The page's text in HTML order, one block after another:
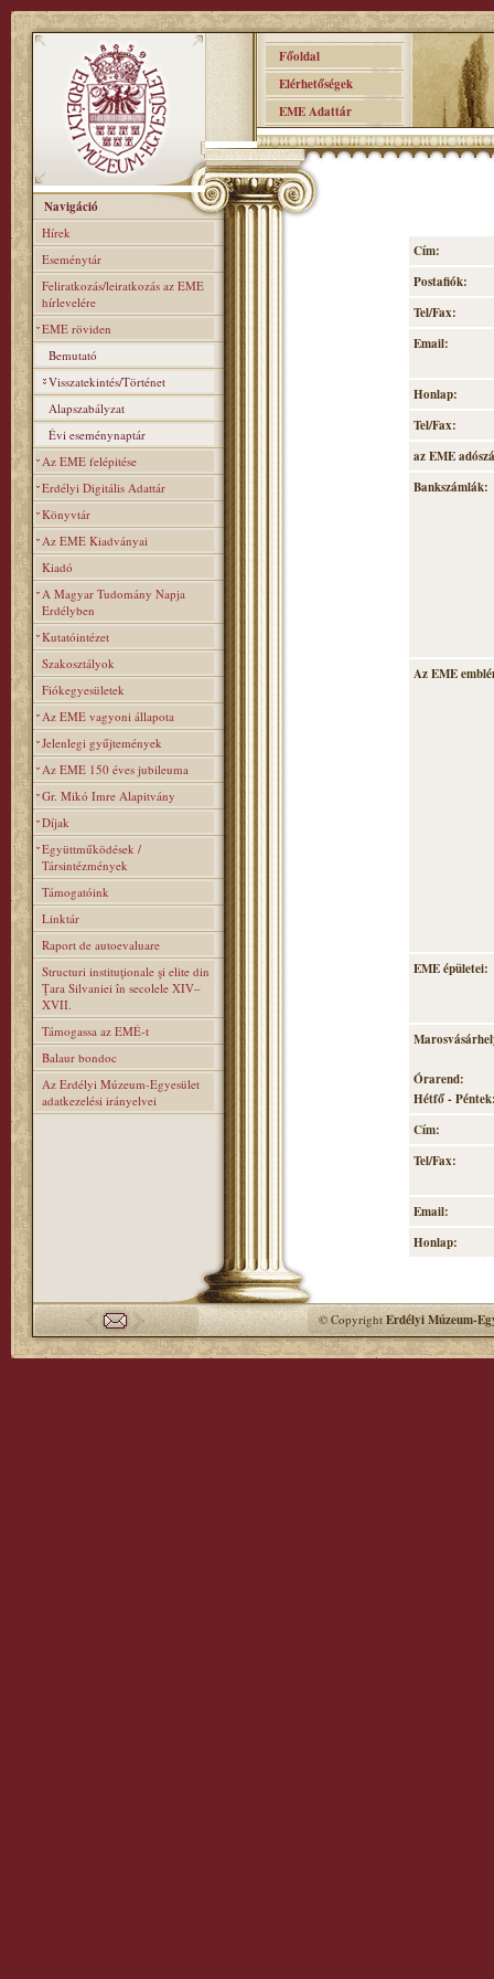
Főoldal
Elérhetőségek
EME Adattár
Navigáció
Hírek
Eseménytár
Feliratkozás/leiratkozás az EME
hírlevelére
EME röviden
Bemutató
Visszatekintés/Történet
Alapszabályzat
Évi eseménynaptár
Az EME felépitése
Erdélyi Digitális Adattár
Könyvtár
Az EME Kiadványai
Kiadó
A Magyar Tudomány Napja
Erdélyben
Kutatóintézet
Szakosztályok
Fiókegyesületek
Az EME vagyoni állapota
Jelenlegi gyűjtemények
Az EME 150 éves jubileuma
Gr. Mikó Imre Alapitvány
Díjak
Együttműködések /
Társintézmények
Támogatóink
Linktár
Raport de autoevaluare
Structuri instituţionale şi elite din
Ţara Silvaniei în secolele XIV–
XVII.
Támogassa az EMÉ-t
Balaur bondoc
Az Erdélyi Múzeum-Egyesület
adatkezelési irányelvei
Cím:
Postafiók:
Tel/Fax:
Email:
Honlap:
Tel/Fax:
az EME
Bankszámlák:
Az EME
EME épületei:
Órarend:
Hétfő -
Cím:
Tel/Fax:
Email:
Honlap:
© CopyrightErdélyi Múzeum-